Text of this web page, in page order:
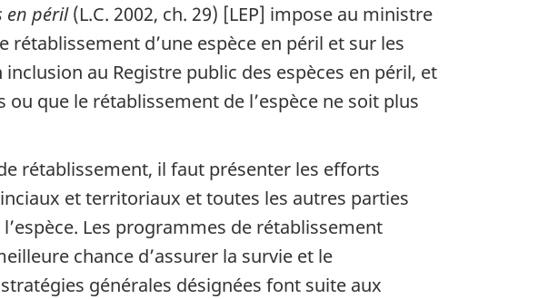
en péril(L.C. 2002, ch. 29) [LEP] impose au ministre
d’une espèce en péril et sur les
au Registre public des espèces en péril, et
que le rétablissement de l’espèce ne soit plus
rétablissement, il faut présenter les efforts
et territoriaux et toutes les autres parties
Les programmes de rétablissement
chance d’assurer la survie et le
générales désignées font suite aux